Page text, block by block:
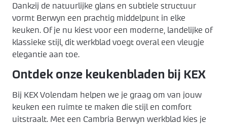
Dankzij de natuurlijke glans en subtiele structuur
vormt Berwyn een prachtig middelpunt in elke
keuken. Of je nu kiest voor een moderne, landelijke of
klassieke stijl, dit werkblad voegt overal een vleugje
elegantie aan toe.
Ontdek onze keukenbladen bij KEX
Bij KEX Volendam helpen we je graag om van jouw
keuken een ruimte te maken die stijl en comfort
uitstraalt. Met een Cambria Berwyn werkblad kies je